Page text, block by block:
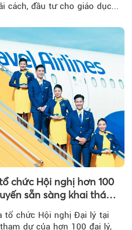
cách, đầu tư cho giáo dục...
chức Hội nghị hơn 100
sẵn sàng khai thác
- Thâm Quyến
tổ chức Hội nghị Đại lý tại
dự của hơn 100 đại lý,